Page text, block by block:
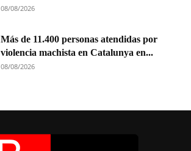
08/08/2026
Más de 11.400 personas atendidas por
violencia machista en Catalunya en...
08/08/2026